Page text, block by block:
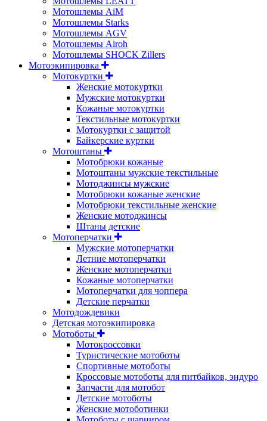
Мотошлемы AiM
Мотошлемы Starks
Мотошлемы AGV
Мотошлемы Airoh
Мотошлемы SHOCK Zillers
Мотоэкипировка
Мотокуртки
Женские мотокуртки
Мужские мотокуртки
Кожаные мотокуртки
Текстильные мотокуртки
Мотокуртки с защитой
Байкерские куртки
Мотоштаны
Мотобрюки кожаные
Мотоштаны мужские текстильные
Мотоджинсы мужские
Мотобрюки кожаные женские
Мотобрюки текстильные женские
Женские мотоджинсы
Штаны детские
Мотоперчатки
Мужские мотоперчатки
Летние мотоперчатки
Женские мотоперчатки
Кожаные мотоперчатки
Мотоперчатки для чоппера
Детские перчатки
Мотодождевики
Детская мотоэкипировка
Мотоботы
Мотокроссовки
Туристические мотоботы
Спортивные мотоботы
Кроссовые мотоботы для питбайков, эндуро
Запчасти для мотобот
Детские мотоботы
Женские мотоботинки